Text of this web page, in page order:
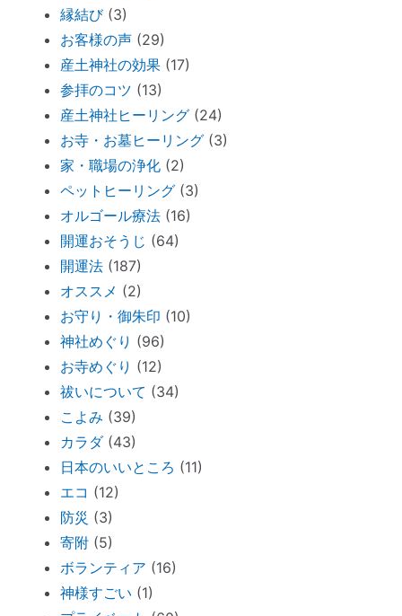
ブッダと始める『 家族の苦悩から抜ける方
法 』
悪いカルマを相殺できるコツコツ貯金
仏壇内の断捨離
ペットヒーリング（ペットの不仲、誤食）
オススメ：全身に効果的な「耳温灸」～煙
が出ない温灸器
断捨離しながら寄付できる「いいことシッ
プ」～ 必要なのは送料のみ。
胎内記憶ガール「お空のセカイ」～流産の
理由が少し可愛くてホッコリ。
「胎内記憶」を持つ子どもが増えているワ
ケ
新生活が始まったら「鎮守神社リサーチ」
を。
古い携帯から受けるダメージ
周りを優先し過ぎる人のための「ご自愛レ
ッスン」
神社巡りならぬ「トイレ巡り」～The
Tokyo Toilet
ずっと観ていたい。映画「PERFECT
DAYS」
電子レンジの電磁波対策に「レンジプロテ
クター」
縁結び(3)
お客様の声(29)
産土神社の効果(17)
参拝のコツ (13)
産土神社ヒーリング(24)
お寺・お墓ヒーリング(3)
家・職場の浄化(2)
ペットヒーリング(3)
オルゴール療法(16)
開運おそうじ (64)
開運法(187)
オススメ (2)
お守り・御朱印 (10)
神社めぐり (96)
お寺めぐり (12)
祓いについて (34)
こよみ (39)
カラダ(43)
日本のいいところ (11)
エコ (12)
防災 (3)
寄附(5)
ボランティア (16)
神様すごい (1)